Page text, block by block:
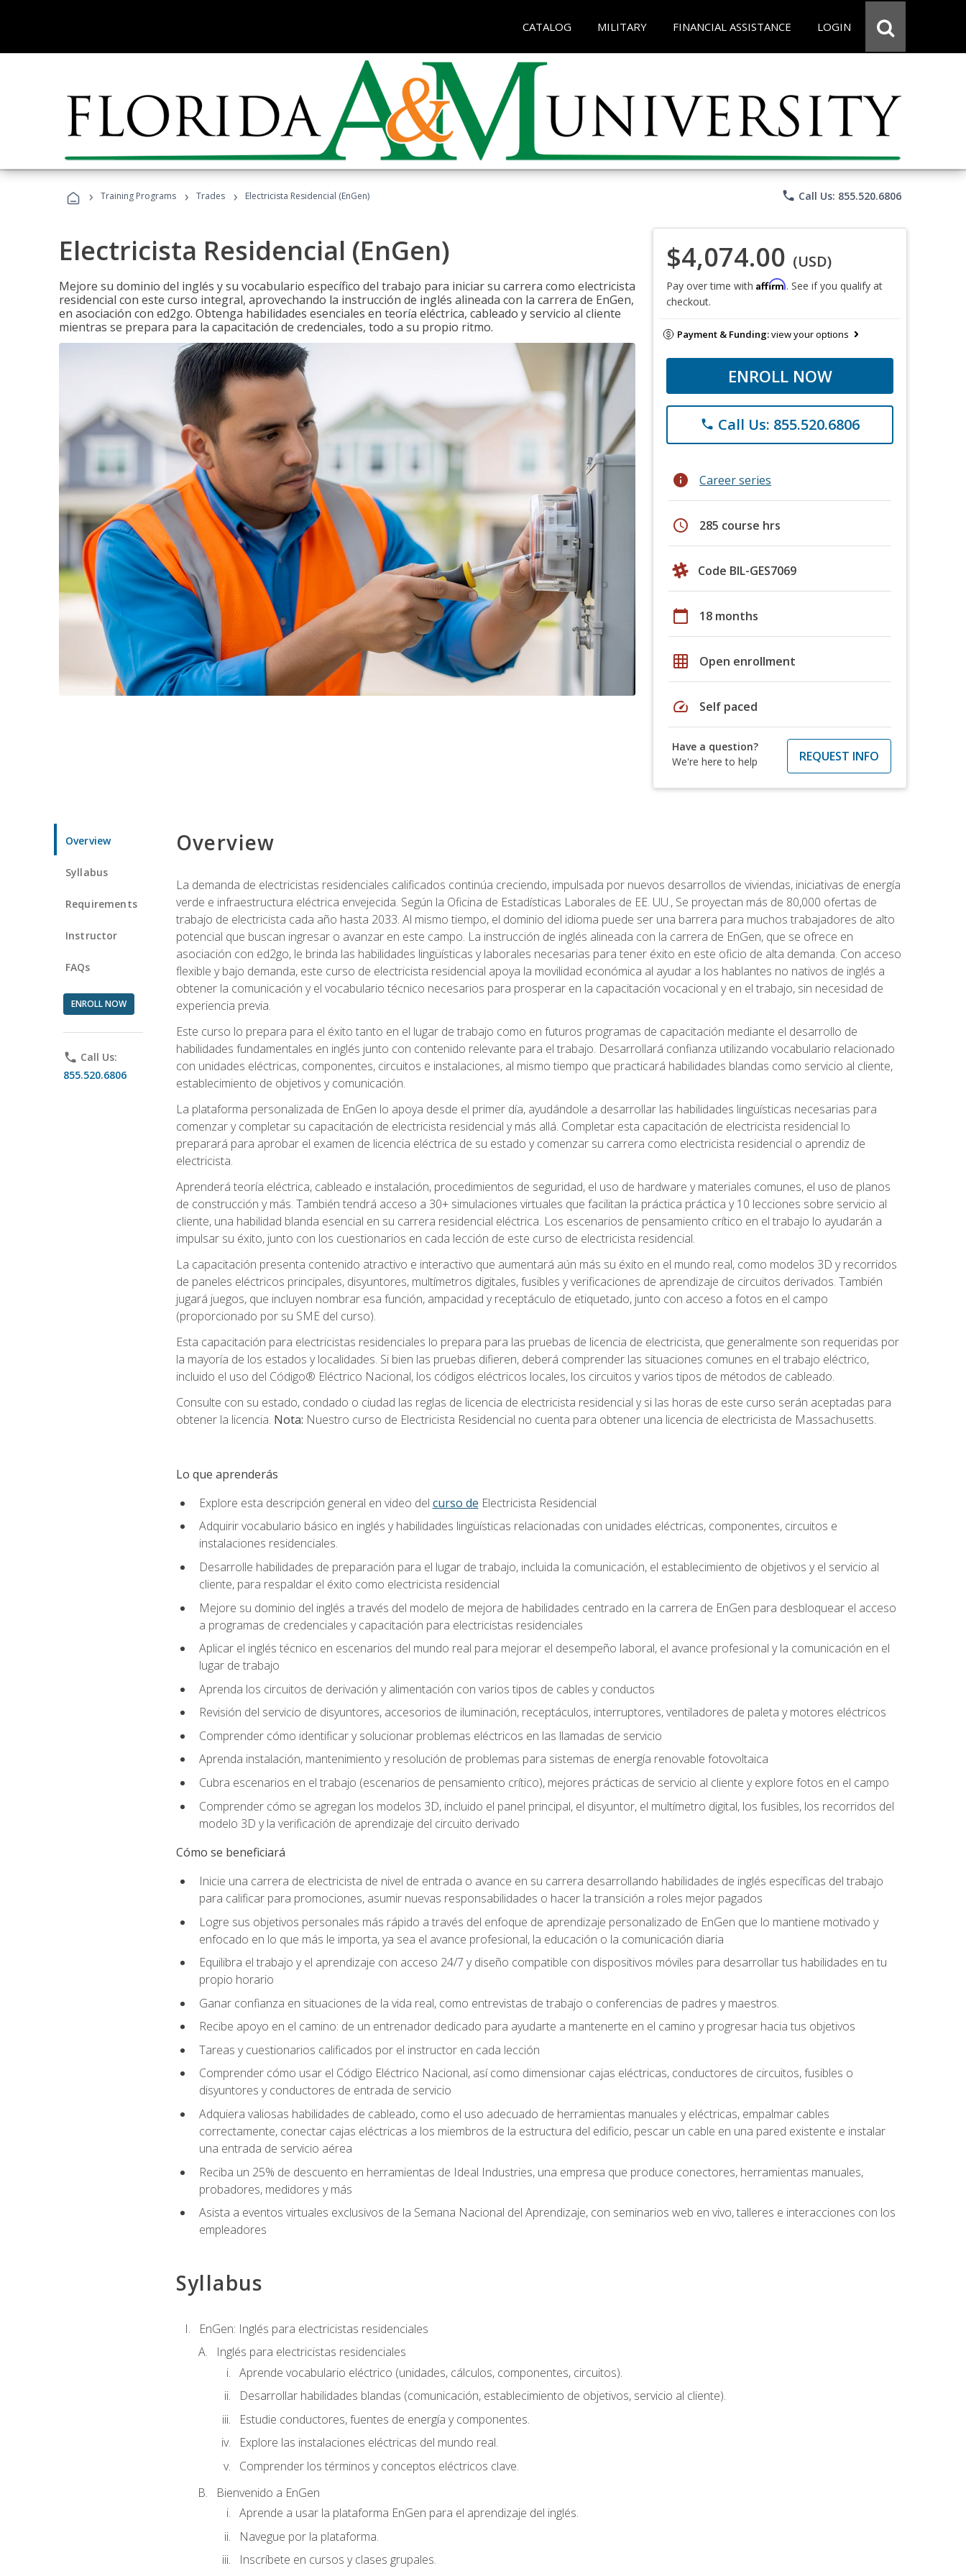
CATALOG MILITARY FINANCIAL ASSISTANCE LOGIN
› Training Programs › Trades › Electricista Residencial (EnGen) phone Call Us: 855.520.6806
Electricista Residencial (EnGen)
Mejore su dominio del inglés y su vocabulario específico del trabajo para iniciar su carrera como electricista
residencial con este curso integral, aprovechando la instrucción de inglés alineada con la carrera de EnGen,
en asociación con ed2go. Obtenga habilidades esenciales en teoría eléctrica, cableado y servicio al cliente
mientras se prepara para la capacitación de credenciales, todo a su propio ritmo.
$4,074.00 (USD)
Pay over time with Affirm. See if you qualify at
checkout.
Payment & Funding:view your options
ENROLL NOW
phone Call Us: 855.520.6806
info Career series
schedule 285 course hrs
Code BIL-GES7069
calendar_today 18 months
grid_on Open enrollment
speed Self paced
Have a question?
We're here to help
REQUEST INFO
Overview
Syllabus
Requirements
Instructor
FAQs
ENROLL NOW
phone Call Us:
855.520.6806
Overview
La demanda de electricistas residenciales calificados continúa creciendo, impulsada por nuevos desarrollos de viviendas, iniciativas de energía
verde e infraestructura eléctrica envejecida. Según la Oficina de Estadísticas Laborales de EE. UU., Se proyectan más de 80,000 ofertas de
trabajo de electricista cada año hasta 2033. Al mismo tiempo, el dominio del idioma puede ser una barrera para muchos trabajadores de alto
potencial que buscan ingresar o avanzar en este campo. La instrucción de inglés alineada con la carrera de EnGen, que se ofrece en
asociación con ed2go, le brinda las habilidades lingüísticas y laborales necesarias para tener éxito en este oficio de alta demanda. Con acceso
flexible y bajo demanda, este curso de electricista residencial apoya la movilidad económica al ayudar a los hablantes no nativos de inglés a
obtener la comunicación y el vocabulario técnico necesarios para prosperar en la capacitación vocacional y en el trabajo, sin necesidad de
experiencia previa.
Este curso lo prepara para el éxito tanto en el lugar de trabajo como en futuros programas de capacitación mediante el desarrollo de
habilidades fundamentales en inglés junto con contenido relevante para el trabajo. Desarrollará confianza utilizando vocabulario relacionado
con unidades eléctricas, componentes, circuitos e instalaciones, al mismo tiempo que practicará habilidades blandas como servicio al cliente,
establecimiento de objetivos y comunicación.
La plataforma personalizada de EnGen lo apoya desde el primer día, ayudándole a desarrollar las habilidades lingüísticas necesarias para
comenzar y completar su capacitación de electricista residencial y más allá. Completar esta capacitación de electricista residencial lo
preparará para aprobar el examen de licencia eléctrica de su estado y comenzar su carrera como electricista residencial o aprendiz de
electricista.
Aprenderá teoría eléctrica, cableado e instalación, procedimientos de seguridad, el uso de hardware y materiales comunes, el uso de planos
de construcción y más. También tendrá acceso a 30+ simulaciones virtuales que facilitan la práctica práctica y 10 lecciones sobre servicio al
cliente, una habilidad blanda esencial en su carrera residencial eléctrica. Los escenarios de pensamiento crítico en el trabajo lo ayudarán a
impulsar su éxito, junto con los cuestionarios en cada lección de este curso de electricista residencial.
La capacitación presenta contenido atractivo e interactivo que aumentará aún más su éxito en el mundo real, como modelos 3D y recorridos
de paneles eléctricos principales, disyuntores, multímetros digitales, fusibles y verificaciones de aprendizaje de circuitos derivados. También
jugará juegos, que incluyen nombrar esa función, ampacidad y receptáculo de etiquetado, junto con acceso a fotos en el campo
(proporcionado por su SME del curso).
Esta capacitación para electricistas residenciales lo prepara para las pruebas de licencia de electricista, que generalmente son requeridas por
la mayoría de los estados y localidades. Si bien las pruebas difieren, deberá comprender las situaciones comunes en el trabajo eléctrico,
incluido el uso del Código® Eléctrico Nacional, los códigos eléctricos locales, los circuitos y varios tipos de métodos de cableado.
Consulte con su estado, condado o ciudad las reglas de licencia de electricista residencial y si las horas de este curso serán aceptadas para
obtener la licencia. Nota: Nuestro curso de Electricista Residencial no cuenta para obtener una licencia de electricista de Massachusetts.
Lo que aprenderás
Explore esta descripción general en video del curso de Electricista Residencial
Adquirir vocabulario básico en inglés y habilidades lingüísticas relacionadas con unidades eléctricas, componentes, circuitos e
instalaciones residenciales.
Desarrolle habilidades de preparación para el lugar de trabajo, incluida la comunicación, el establecimiento de objetivos y el servicio al
cliente, para respaldar el éxito como electricista residencial
Mejore su dominio del inglés a través del modelo de mejora de habilidades centrado en la carrera de EnGen para desbloquear el acceso
a programas de credenciales y capacitación para electricistas residenciales
Aplicar el inglés técnico en escenarios del mundo real para mejorar el desempeño laboral, el avance profesional y la comunicación en el
lugar de trabajo
Aprenda los circuitos de derivación y alimentación con varios tipos de cables y conductos
Revisión del servicio de disyuntores, accesorios de iluminación, receptáculos, interruptores, ventiladores de paleta y motores eléctricos
Comprender cómo identificar y solucionar problemas eléctricos en las llamadas de servicio
Aprenda instalación, mantenimiento y resolución de problemas para sistemas de energía renovable fotovoltaica
Cubra escenarios en el trabajo (escenarios de pensamiento crítico), mejores prácticas de servicio al cliente y explore fotos en el campo
Comprender cómo se agregan los modelos 3D, incluido el panel principal, el disyuntor, el multímetro digital, los fusibles, los recorridos del
modelo 3D y la verificación de aprendizaje del circuito derivado
Cómo se beneficiará
Inicie una carrera de electricista de nivel de entrada o avance en su carrera desarrollando habilidades de inglés específicas del trabajo
para calificar para promociones, asumir nuevas responsabilidades o hacer la transición a roles mejor pagados
Logre sus objetivos personales más rápido a través del enfoque de aprendizaje personalizado de EnGen que lo mantiene motivado y
enfocado en lo que más le importa, ya sea el avance profesional, la educación o la comunicación diaria
Equilibra el trabajo y el aprendizaje con acceso 24/7 y diseño compatible con dispositivos móviles para desarrollar tus habilidades en tu
propio horario
Ganar confianza en situaciones de la vida real, como entrevistas de trabajo o conferencias de padres y maestros.
Recibe apoyo en el camino: de un entrenador dedicado para ayudarte a mantenerte en el camino y progresar hacia tus objetivos
Tareas y cuestionarios calificados por el instructor en cada lección
Comprender cómo usar el Código Eléctrico Nacional, así como dimensionar cajas eléctricas, conductores de circuitos, fusibles o
disyuntores y conductores de entrada de servicio
Adquiera valiosas habilidades de cableado, como el uso adecuado de herramientas manuales y eléctricas, empalmar cables
correctamente, conectar cajas eléctricas a los miembros de la estructura del edificio, pescar un cable en una pared existente e instalar
una entrada de servicio aérea
Reciba un 25% de descuento en herramientas de Ideal Industries, una empresa que produce conectores, herramientas manuales,
probadores, medidores y más
Asista a eventos virtuales exclusivos de la Semana Nacional del Aprendizaje, con seminarios web en vivo, talleres e interacciones con los
empleadores
Syllabus
EnGen: Inglés para electricistas residenciales
Inglés para electricistas residenciales
Aprende vocabulario eléctrico (unidades, cálculos, componentes, circuitos).
Desarrollar habilidades blandas (comunicación, establecimiento de objetivos, servicio al cliente).
Estudie conductores, fuentes de energía y componentes.
Explore las instalaciones eléctricas del mundo real.
Comprender los términos y conceptos eléctricos clave.
Bienvenido a EnGen
Aprende a usar la plataforma EnGen para el aprendizaje del inglés.
Navegue por la plataforma.
Inscríbete en cursos y clases grupales.